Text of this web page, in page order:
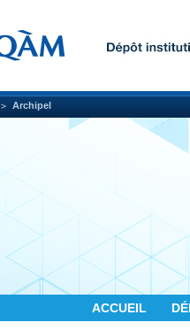
Archipel
ACCUEIL